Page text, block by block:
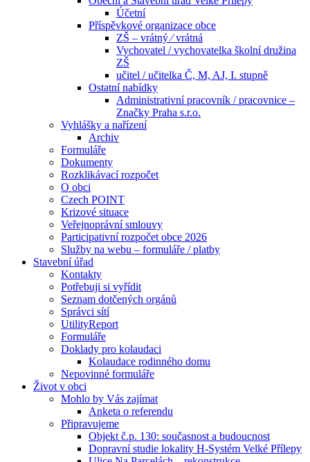
Účetní
Příspěvkové organizace obce
ZŠ – vrátný ⁄ vrátná
Vychovatel / vychovatelka školní družina
ZŠ
učitel / učitelka Č, M, AJ, I. stupně
Ostatní nabídky
Administrativní pracovník / pracovnice –
Značky Praha s.r.o.
Vyhlášky a nařízení
Archiv
Formuláře
Dokumenty
Rozklikávací rozpočet
O obci
Czech POINT
Krizové situace
Veřejnoprávní smlouvy
Participativní rozpočet obce 2026
Služby na webu – formuláře / platby
Stavební úřad
Kontakty
Potřebuji si vyřídit
Seznam dotčených orgánů
Správci sítí
UtilityReport
Formuláře
Doklady pro kolaudaci
Kolaudace rodinného domu
Nepovinné formuláře
Život v obci
Mohlo by Vás zajímat
Anketa o referendu
Připravujeme
Objekt č.p. 130: současnost a budoucnost
Dopravní studie lokality H-Systém Velké Přílepy